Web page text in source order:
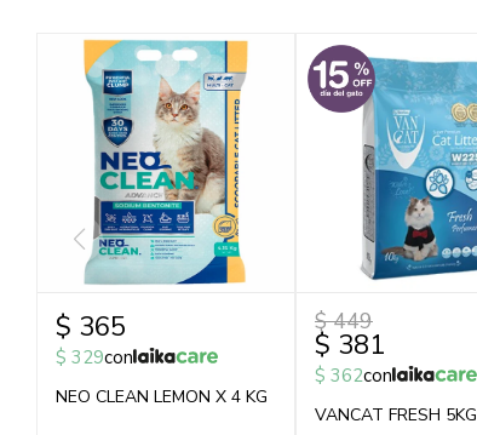
$ 365
$ 329con
NEO CLEAN LEMON X 4 KG
$ 381
$ 449
$ 362con
VANCAT FRESH 5KG